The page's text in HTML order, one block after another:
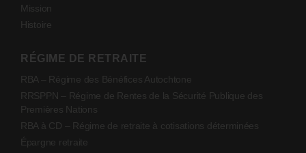
Mission
Histoire
RÉGIME DE RETRAITE
RBA – Régime des Bénéfices Autochtone
RRSPPN – Régime de Rentes de la Sécurité Publique des
Premières Nations
RBA à CD – Régime de retraite à cotisations déterminées
Épargne retraite